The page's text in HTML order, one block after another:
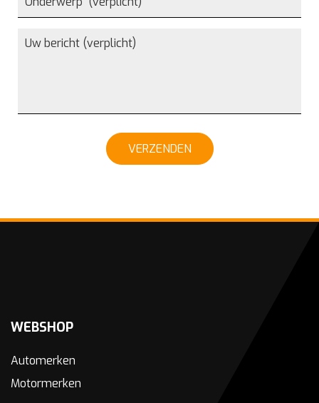
VERZENDEN
WEBSHOP
Automerken
Motormerken